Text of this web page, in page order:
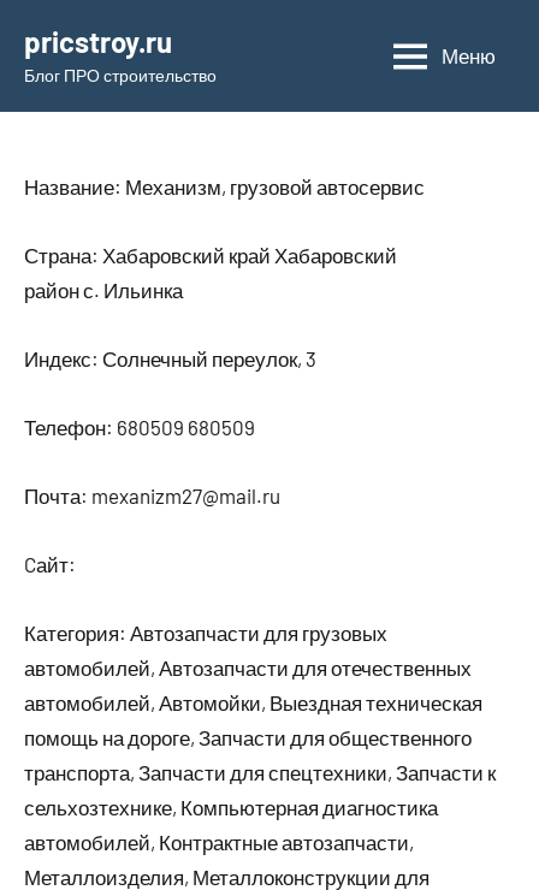
содержимому
pricstroy.ru
Блог ПРО строительство
Меню
Название: Механизм, грузовой автосервис
Страна: Хабаровский край Хабаровский
район с. Ильинка
Индекс: Солнечный переулок, 3
Телефон: 680509 680509
Почта: mexanizm27@mail.ru
Cайт:
Категория: Автозапчасти для грузовых
автомобилей, Автозапчасти для отечественных
автомобилей, Автомойки, Выездная техническая
помощь на дороге, Запчасти для общественного
транспорта, Запчасти для спецтехники, Запчасти к
сельхозтехнике, Компьютерная диагностика
автомобилей, Контрактные автозапчасти,
Металлоизделия, Металлоконструкции для